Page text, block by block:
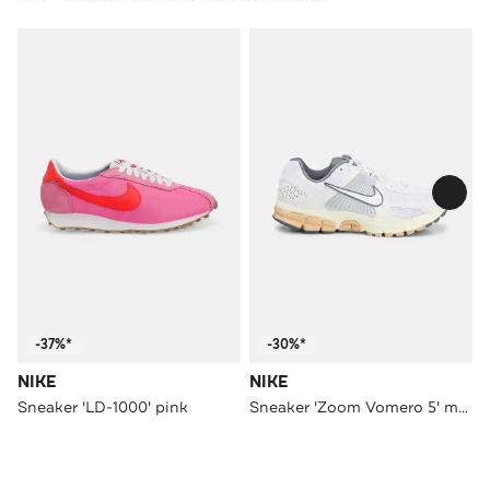
-37%*
NIKE
Sneaker 'LD-1000' pink
-30%*
NIKE
Sneaker 'Zoom Vomero 5' mehrfarbig